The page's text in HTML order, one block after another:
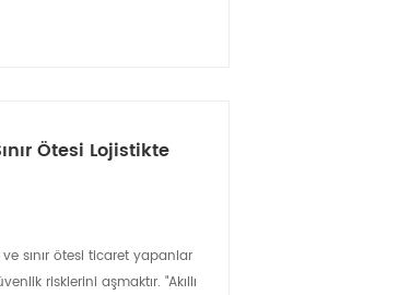
Ötesi Lojistikte
sınır ötesi ticaret yapanlar
risklerini aşmaktır. "Akıllı